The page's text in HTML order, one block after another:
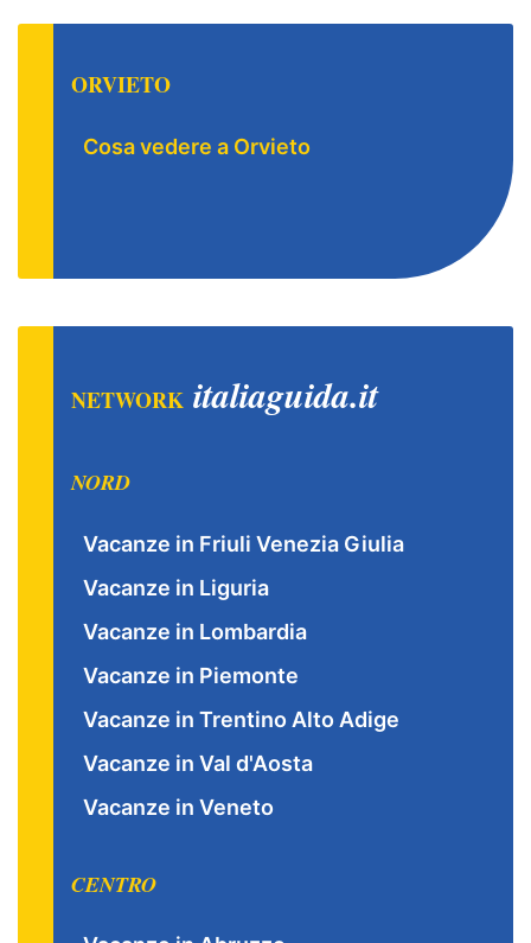
ORVIETO
Cosa vedere a Orvieto
NETWORK italiaguida.it
NORD
Vacanze in Friuli Venezia Giulia
Vacanze in Liguria
Vacanze in Lombardia
Vacanze in Piemonte
Vacanze in Trentino Alto Adige
Vacanze in Val d'Aosta
Vacanze in Veneto
CENTRO